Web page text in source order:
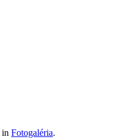
in Fotogaléria.